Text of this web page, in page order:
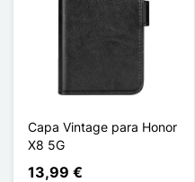
Capa Vintage para Honor
X8 5G
13,99 €